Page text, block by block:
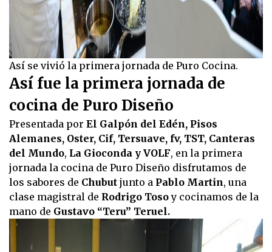
Así se vivió la primera jornada de Puro Cocina.
Así fue la primera jornada de
cocina de Puro Diseño
Presentada por El Galpón del Edén, Pisos
Alemanes, Oster, Cif, Tersuave, fv, TST, Canteras
del Mundo, La Gioconda y VOLF, en la primera
jornada la cocina de Puro Diseño disfrutamos de
los sabores de Chubut junto a Pablo Martin, una
clase magistral de Rodrigo Tosoy cocinamos de la
mano de Gustavo “Teru” Teruel.